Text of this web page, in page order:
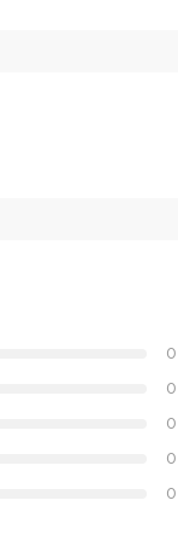
0
0
0
0
0